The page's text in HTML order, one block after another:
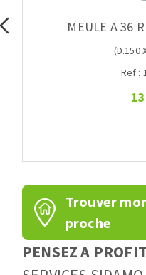
MEULE A 36
(D.150
Ref :
Trouver
proche
PENSEZ A